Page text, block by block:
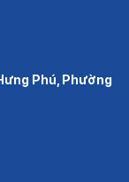
Phú, Phường